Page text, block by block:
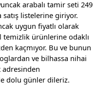
arabalı tamir seti 249
listelerine giriyor.
uygun fiyatlı olarak
temizlik ürünlerine odaklı
kaçmıyor. Bu ve bunun
ve bilhassa nihai
dolu günler dileriz.